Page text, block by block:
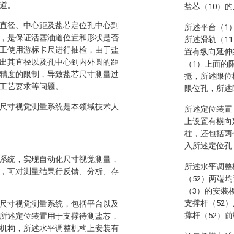
。
径、中心距及盐芯定位孔中心到
是保证活塞油道位置和形状是否
使用游标卡尺进行抽检，由于盐
其直径以及孔中心到内外圆的距
度的限制，导致盐芯尺寸测量过
艺要求等问题。
寸视觉测量系统是本领域技术人
统，实现自动化尺寸视觉测量，
可对测量结果行反馈、分析、存
寸视觉测量系统，包括平台以及
述定位装置用于支撑待测盐芯，
构，所述水平调整机构上安装有
盐芯（10）的
所述平台（1
所述滑轨（
置有纵向延
（1）上面
抵，所述限
限位孔，所述
所述定位装
上设置有横
柱，还包括
入所述定位
所述水平调
（52）两端
（3）的安
支撑杆（52
撑杆（52）